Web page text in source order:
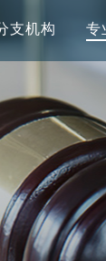
支机构 专